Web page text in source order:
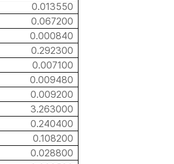
0.013550
0.067200
0.000840
0.292300
0.007100
0.009480
0.009200
3.263000
0.240400
0.108200
0.028800